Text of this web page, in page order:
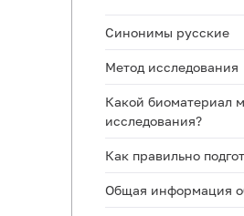
Синонимы русские
Метод исследования
Какой биоматериал
исследования?
Как правильно
Общая информация